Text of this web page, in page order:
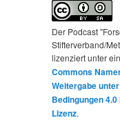
Der Podcast
Stifterverband/
lizenziert unter
Commons
Weitergabe
Bedingungen
Lizenz.